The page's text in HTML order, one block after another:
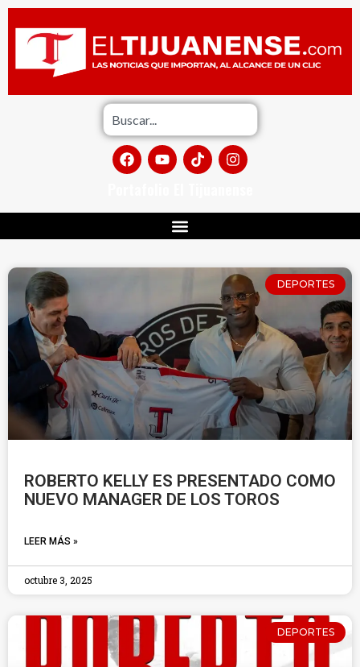
DEPORTES
ROBERTO KELLY ES PRESENTADO COMO
NUEVO MANAGER DE LOS TOROS
LEER MÁS »
octubre 3, 2025
DEPORTES